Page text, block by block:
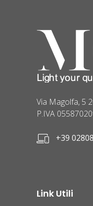
Via Magolfa, 5
P.IVA
+39
Link Utili